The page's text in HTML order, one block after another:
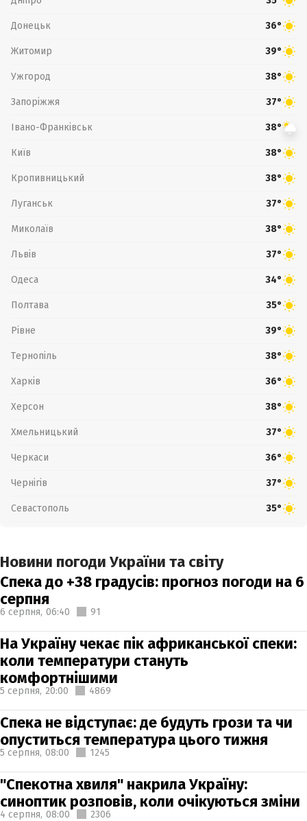
Донецьк 36°
Житомир 39°
Ужгород 38°
Запоріжжя 37°
Івано-Франківськ 38°
Київ 38°
Кропивницький 38°
Луганськ 37°
Миколаїв 38°
Львів 37°
Одеса 34°
Полтава 35°
Рівне 39°
Тернопіль 38°
Харків 36°
Херсон 38°
Хмельницький 37°
Черкаси 36°
Чернігів 37°
Севастополь 35°
Новини погоди України та світу
Спека до +38 градусів: прогноз погоди на 6
серпня
6 серпня, 06:40 91
На Україну чекає пік африканської спеки:
коли температури стануть
комфортнішими
5 серпня, 20:00 4869
Спека не відступає: де будуть грози та чи
опуститься температура цього тижня
5 серпня, 08:00 1245
"Спекотна хвиля" накрила Україну:
синоптик розповів, коли очікуються зміни
4 серпня, 08:00 2306